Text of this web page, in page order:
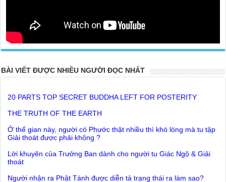
BÀI VIẾT ĐƯỢC NHIỀU NGƯỜI ĐỌC NHẤT
THE TRUTH OF THE EARTH
Ở thế gian này, người có Phước thật nhiều thì khó lòng mà tu tập
Lời khuyên của Trưởng Ban dành cho người tu Giác Ngộ & Giải
Người nhận ra Phật Tánh được diễn tả trạng thái ra làm sao?
Đức Phật dạy về cách tạo Công Đức và Phước Đức